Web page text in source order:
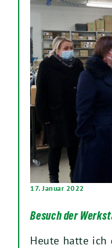
17. Januar 2022
Besuch der
Heute hatte ich